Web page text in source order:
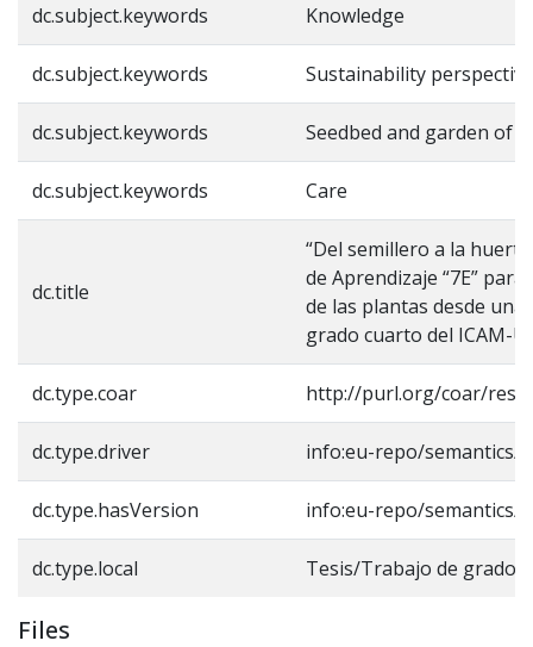
dc.subject.keywords Knowledge
dc.subject.keywords Sustainability perspective
dc.subject.keywords Seedbed and garden of
dc.subject.keywords Care
dc.title
“Del semillero a la
de Aprendizaje “7E”
de las plantas desde
grado cuarto del ICAM-
dc.type.coar http://purl.org/coar/
dc.type.driver info:eu-repo/semantics/
dc.type.hasVersion info:eu-repo/semantics/
dc.type.local Tesis/Trabajo de grado
Files